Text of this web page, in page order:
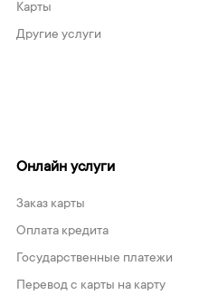
Карты
Другие услуги
Онлайн услуги
Заказ карты
Оплата кредита
Государственные платежи
Перевод с карты на карту